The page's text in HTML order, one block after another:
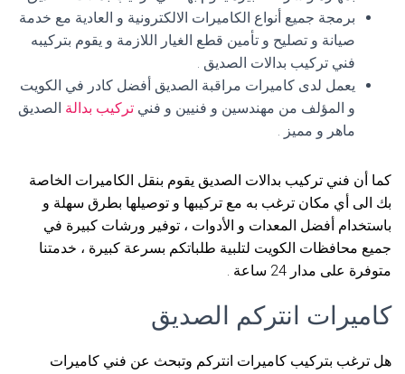
برمجة جميع أنواع الكاميرات الالكترونية و العادية مع خدمة
صيانة و تصليح و تأمين قطع الغيار اللازمة و يقوم بتركيبه
فني تركيب بدالات الصديق .
يعمل لدى كاميرات مراقبة الصديق أفضل كادر في الكويت
و المؤلف من مهندسين و فنيين و فني تركيب بدالة الصديق
ماهر و مميز .
كما أن فني تركيب بدالات الصديق يقوم بنقل الكاميرات الخاصة
بك الى أي مكان ترغب به مع تركيبها و توصيلها بطرق سهلة و
باستخدام أفضل المعدات و الأدوات ، توفير ورشات كبيرة في
جميع محافظات الكويت لتلبية طلباتكم بسرعة كبيرة ، خدمتنا
متوفرة على مدار 24 ساعة .
كاميرات انتركم الصديق
هل ترغب بتركيب كاميرات انتركم وتبحث عن فني كاميرات